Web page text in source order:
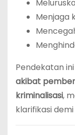
Menjaga
Pendekatan
akibat
kriminalisasi,
klarifikasi